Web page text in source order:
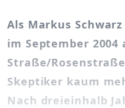
Als Markus
im September 2004
Straße/
Skeptiker kaum
Nach dreieinhalb